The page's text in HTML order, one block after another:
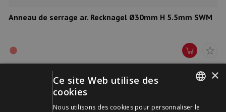
Anneau de serrage ar. Recknagel Ø30mm H 5.5mm SWM
×
Ce site Web utilise des
cookies
Nous utilisons des cookies pour personnaliser le